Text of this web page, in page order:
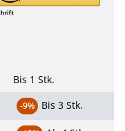
Bis 1 Stk.
-9% Bis 3 Stk.